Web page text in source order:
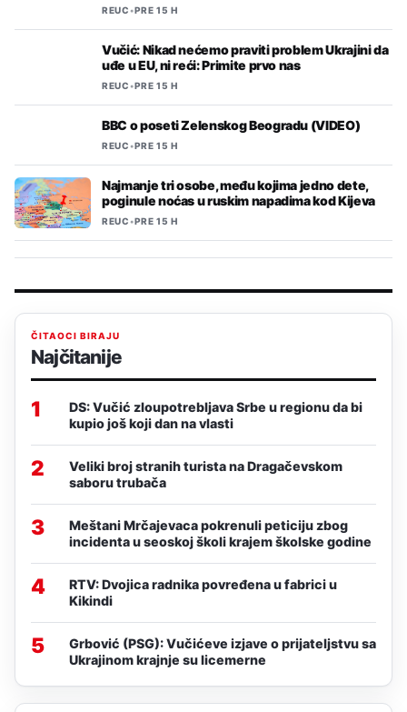
REUC•PRE 15 H
Vučić: Nikad nećemo praviti problem Ukrajini da
uđe u EU, ni reći: Primite prvo nas
REUC•PRE 15 H
BBC o poseti Zelenskog Beogradu (VIDEO)
REUC•PRE 15 H
Najmanje tri osobe, među kojima jedno dete,
poginule noćas u ruskim napadima kod Kijeva
REUC•PRE 15 H
ČITAOCI BIRAJU
Najčitanije
1
DS: Vučić zloupotrebljava Srbe u regionu da bi
kupio još koji dan na vlasti
2
Veliki broj stranih turista na Dragačevskom
saboru trubača
3
Meštani Mrčajevaca pokrenuli peticiju zbog
incidenta u seoskoj školi krajem školske godine
4
RTV: Dvojica radnika povređena u fabrici u
Kikindi
5
Grbović (PSG): Vučićeve izjave o prijateljstvu sa
Ukrajinom krajnje su licemerne